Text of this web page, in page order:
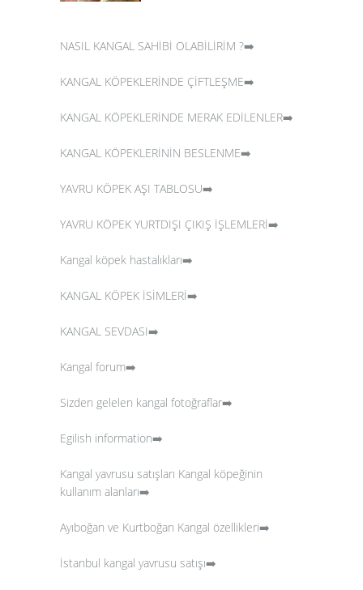
NASIL KANGAL SAHİBİ OLABİLİRİM ?➡️
KANGAL KÖPEKLERİNDE ÇİFTLEŞME➡️
KANGAL KÖPEKLERİNDE MERAK EDİLENLER➡️
KANGAL KÖPEKLERİNİN BESLENME➡️
YAVRU KÖPEK AŞI TABLOSU➡️
YAVRU KÖPEK YURTDIŞI ÇIKIŞ İŞLEMLERİ➡️
Kangal köpek hastalıkları➡️
KANGAL KÖPEK İSİMLERİ➡️
KANGAL SEVDASI➡️
Kangal forum➡️
Sizden gelelen kangal fotoğraflar➡️
Egilish information➡️
Kangal yavrusu satışları Kangal köpeğinin
kullanım alanları➡️
Ayıboğan ve Kurtboğan Kangal özellikleri➡️
İstanbul kangal yavrusu satışı➡️